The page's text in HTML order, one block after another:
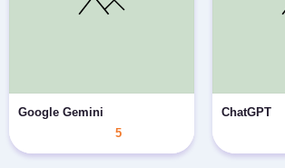
Google Gemini
5
ChatGPT